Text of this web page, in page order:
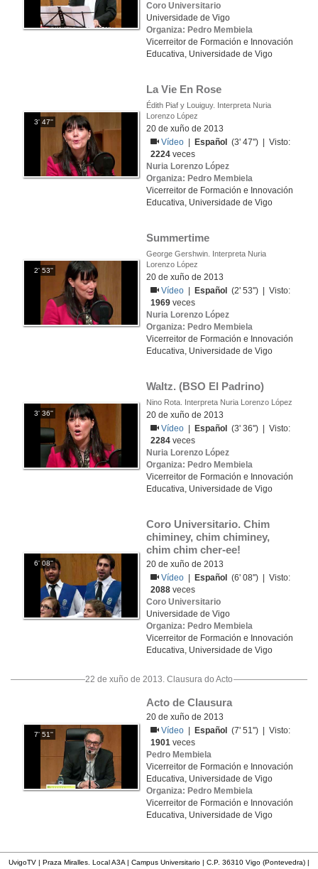
Coro Universitario
Universidade de Vigo
Organiza: Pedro Membiela
Vicerreitor de Formación e Innovación
Educativa, Universidade de Vigo
3' 47''
La Vie En Rose
Édith Piaf y Louiguy. Interpreta Nuria
Lorenzo López
20 de xuño de 2013
Vídeo
Español
(3' 47'') | Visto:
2224 veces
Nuria Lorenzo López
Organiza: Pedro Membiela
Vicerreitor de Formación e Innovación
Educativa, Universidade de Vigo
2' 53''
Summertime
George Gershwin. Interpreta Nuria
Lorenzo López
20 de xuño de 2013
Vídeo
Español
(2' 53'') | Visto:
1969 veces
Nuria Lorenzo López
Organiza: Pedro Membiela
Vicerreitor de Formación e Innovación
Educativa, Universidade de Vigo
3' 36''
Waltz. (BSO El Padrino)
Nino Rota. Interpreta Nuria Lorenzo López
20 de xuño de 2013
Vídeo
Español
(3' 36'') | Visto:
2284 veces
Nuria Lorenzo López
Organiza: Pedro Membiela
Vicerreitor de Formación e Innovación
Educativa, Universidade de Vigo
6' 08''
Coro Universitario. Chim
chiminey, chim chiminey,
chim chim cher-ee!
20 de xuño de 2013
Vídeo
Español
(6' 08'') | Visto:
2088 veces
Coro Universitario
Universidade de Vigo
Organiza: Pedro Membiela
Vicerreitor de Formación e Innovación
Educativa, Universidade de Vigo
22 de xuño de 2013. Clausura do Acto
7' 51''
Acto de Clausura
20 de xuño de 2013
Vídeo
Español
(7' 51'') | Visto:
1901 veces
Pedro Membiela
Vicerreitor de Formación e Innovación
Educativa, Universidade de Vigo
Organiza: Pedro Membiela
Vicerreitor de Formación e Innovación
Educativa, Universidade de Vigo
UvigoTV | Praza Miralles. Local A3A | Campus Universitario | C.P. 36310 Vigo (Pontevedra) |